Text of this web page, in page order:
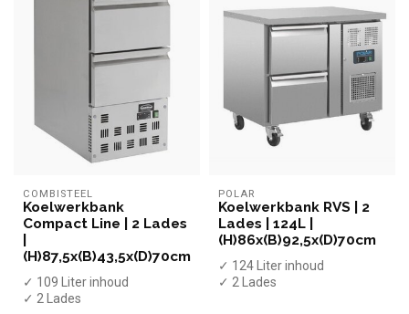
COMBISTEEL
Koelwerkbank
Compact Line | 2 Lades
(H)87,5x(B)43,5x(D)70cm
✓ 109 Liter inhoud
✓ 2 Lades
POLAR
Koelwerkbank RVS | 2
Lades | 124L |
(H)86x(B)92,5x(D)70cm
✓ 124 Liter inhoud
✓ 2 Lades